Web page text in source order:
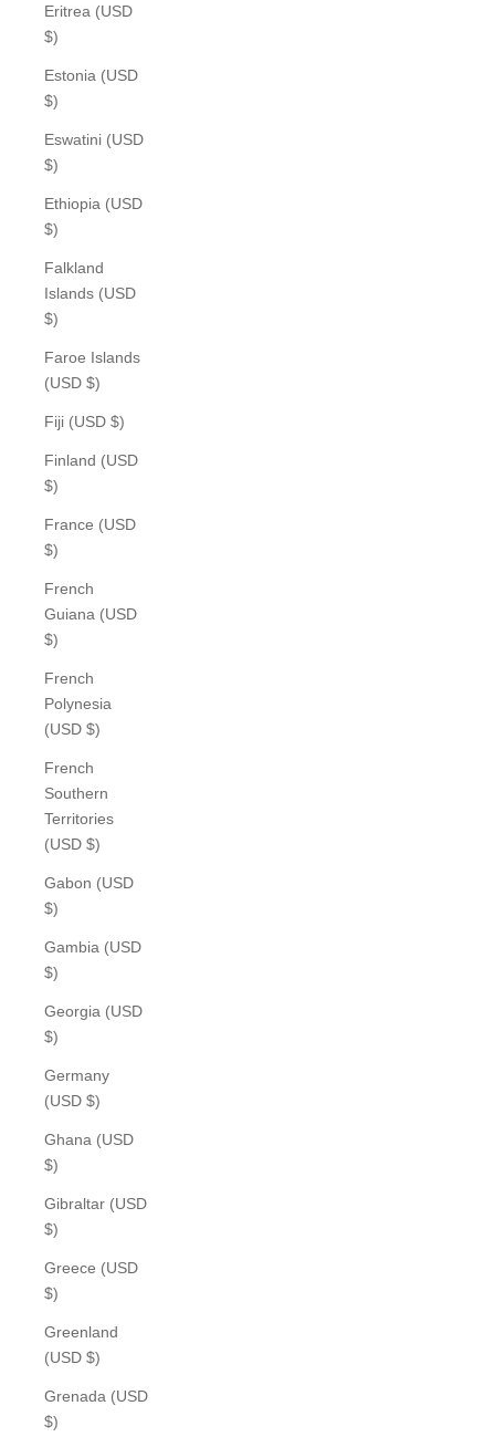
Eritrea (USD
$)
Estonia (USD
$)
Eswatini (USD
$)
Ethiopia (USD
$)
Falkland
Islands (USD
$)
Faroe Islands
(USD $)
Fiji (USD $)
Finland (USD
$)
France (USD
$)
French
Guiana (USD
$)
French
Polynesia
(USD $)
French
Southern
Territories
(USD $)
Gabon (USD
$)
Gambia (USD
$)
Georgia (USD
$)
Germany
(USD $)
Ghana (USD
$)
Gibraltar (USD
$)
Greece (USD
$)
Greenland
(USD $)
Grenada (USD
$)